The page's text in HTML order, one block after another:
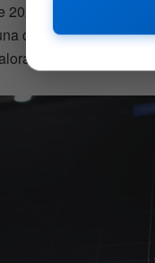
con un 12.9%.
capitalización de
total del